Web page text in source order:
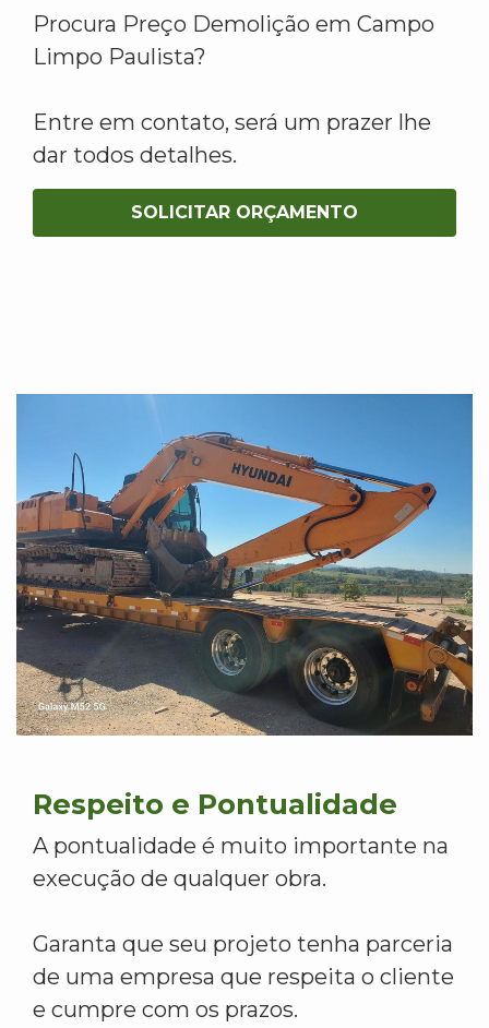
Procura Preço Demolição em Campo
Limpo Paulista?
Entre em contato, será um prazer lhe
dar todos detalhes.
SOLICITAR ORÇAMENTO
Respeito e Pontualidade
A pontualidade é muito importante na
execução de qualquer obra.
Garanta que seu projeto tenha parceria
de uma empresa que respeita o cliente
e cumpre com os prazos.